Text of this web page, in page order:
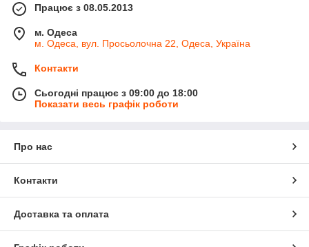
Працює з 08.05.2013
м. Одеса
м. Одеса, вул. Просьолочна 22, Одеса, Україна
Контакти
Сьогодні працює з 09:00 до 18:00
Показати весь графік роботи
Про нас
Контакти
Доставка та оплата